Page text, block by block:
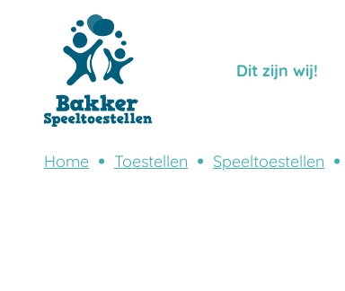
Dit zijn wij!
Home Toestellen Speeltoestellen